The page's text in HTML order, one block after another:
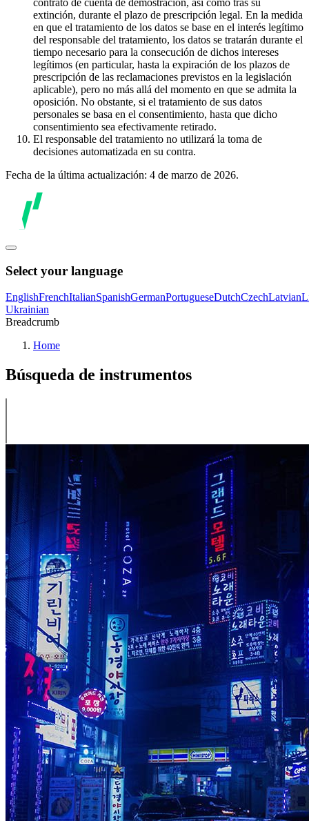
extinción, durante el plazo de prescripción legal. En la medida
en que el tratamiento de los datos se base en el interés legítimo
del responsable del tratamiento, los datos se tratarán durante el
tiempo necesario para la consecución de dichos intereses
legítimos (en particular, hasta la expiración de los plazos de
prescripción de las reclamaciones previstos en la legislación
aplicable), pero no más allá del momento en que se admita la
oposición. No obstante, si el tratamiento de sus datos
personales se basa en el consentimiento, hasta que dicho
consentimiento sea efectivamente retirado.
El responsable del tratamiento no utilizará la toma de
decisiones automatizada en su contra.
Fecha de la última actualización: 4 de marzo de 2026.
Select your language
EnglishFrenchItalianSpanishGermanPortugueseDutchCzechLatvian
Ukrainian
Breadcrumb
Home
Búsqueda de instrumentos